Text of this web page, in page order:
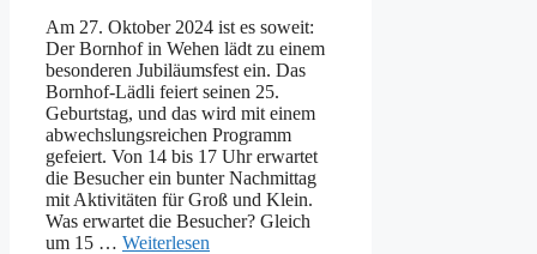
Am 27. Oktober 2024 ist es soweit:
Der Bornhof in Wehen lädt zu einem
besonderen Jubiläumsfest ein. Das
Bornhof-Lädli feiert seinen 25.
Geburtstag, und das wird mit einem
abwechslungsreichen Programm
gefeiert. Von 14 bis 17 Uhr erwartet
die Besucher ein bunter Nachmittag
mit Aktivitäten für Groß und Klein.
Was erwartet die Besucher? Gleich
um 15 … Weiterlesen